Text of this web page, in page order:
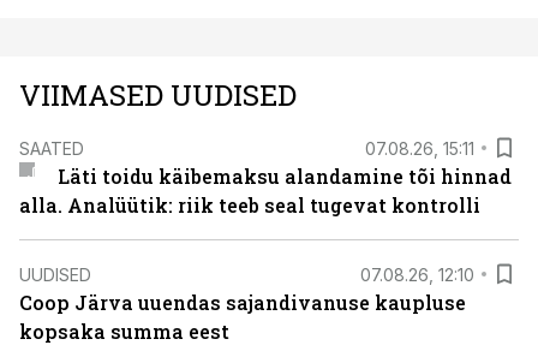
VIIMASED UUDISED
SAATED 07.08.26, 15:11
Läti toidu käibemaksu alandamine tõi hinnad
alla. Analüütik: riik teeb seal tugevat kontrolli
UUDISED 07.08.26, 12:10
Coop Järva uuendas sajandivanuse kaupluse
kopsaka summa eest